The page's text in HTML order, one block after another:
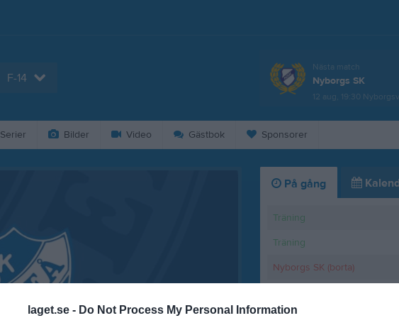
laget.se - Do Not Process My Personal Information
F-14
Nästa match
Nyborgs SK
12 aug, 19:30
Serier Bilder Video Gästbok Sponsorer
På gång
Träning
Träning
Nyborgs SK (borta)